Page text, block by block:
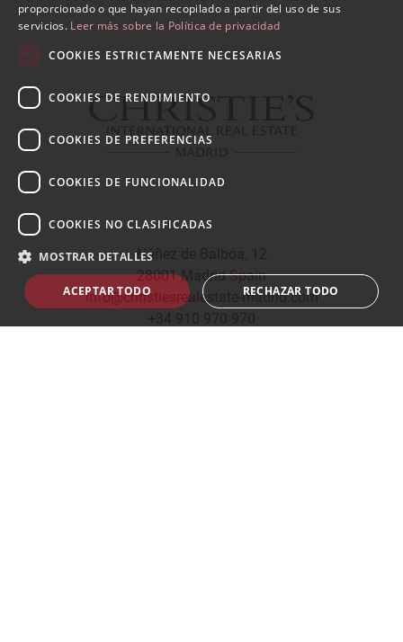
Núñez de Balboa, 12
28001 Madrid Spain
info@christiesrealestate-madrid.com
+34 910 970 970
proporcionado o que hayan recopilado a partir del uso de sus
servicios. Leer más sobre la Política de privacidad
COOKIES ESTRICTAMENTE NECESARIAS
COOKIES DE RENDIMIENTO
COOKIES DE PREFERENCIAS
COOKIES DE FUNCIONALIDAD
COOKIES NO CLASIFICADAS
MOSTRAR DETALLES
ACEPTAR TODO RECHAZAR TODO